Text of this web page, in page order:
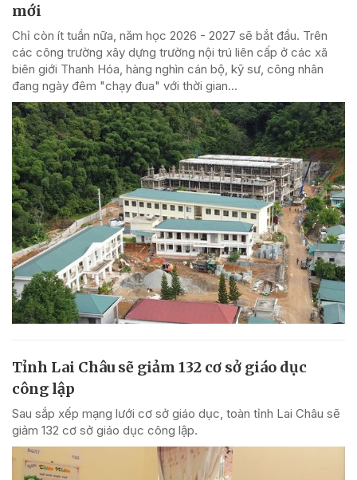
mới
Chỉ còn ít tuần nữa, năm học 2026 - 2027 sẽ bắt đầu. Trên
các công trường xây dựng trường nội trú liên cấp ở các xã
biên giới Thanh Hóa, hàng nghìn cán bộ, kỹ sư, công nhân
đang ngày đêm "chạy đua" với thời gian...
Tỉnh Lai Châu sẽ giảm 132 cơ sở giáo dục
công lập
Sau sắp xếp mạng lưới cơ sở giáo dục, toàn tỉnh Lai Châu sẽ
giảm 132 cơ sở giáo dục công lập.